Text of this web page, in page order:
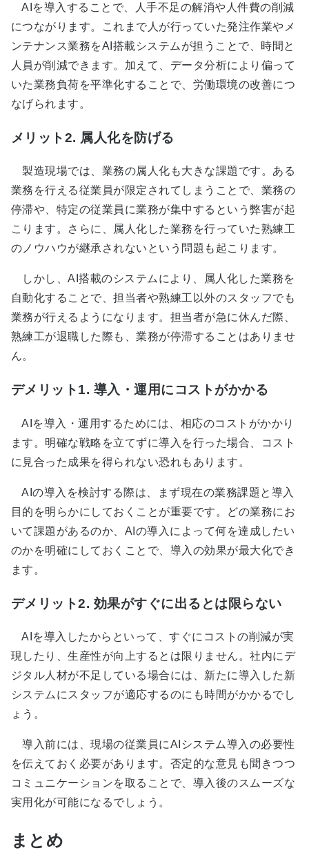
AIを導入することで、人手不足の解消や人件費の削減
につながります。これまで人が行っていた発注作業やメ
ンテナンス業務をAI搭載システムが担うことで、時間と
人員が削減できます。加えて、データ分析により偏って
いた業務負荷を平準化することで、労働環境の改善につ
なげられます。
メリット2. 属人化を防げる
製造現場では、業務の属人化も大きな課題です。ある
業務を行える従業員が限定されてしまうことで、業務の
停滞や、特定の従業員に業務が集中するという弊害が起
こります。さらに、属人化した業務を行っていた熟練工
のノウハウが継承されないという問題も起こります。
しかし、AI搭載のシステムにより、属人化した業務を
自動化することで、担当者や熟練工以外のスタッフでも
業務が行えるようになります。担当者が急に休んだ際、
熟練工が退職した際も、業務が停滞することはありませ
ん。
デメリット1. 導入・運用にコストがかかる
AIを導入・運用するためには、相応のコストがかかり
ます。明確な戦略を立てずに導入を行った場合、コスト
に見合った成果を得られない恐れもあります。
AIの導入を検討する際は、まず現在の業務課題と導入
目的を明らかにしておくことが重要です。どの業務にお
いて課題があるのか、AIの導入によって何を達成したい
のかを明確にしておくことで、導入の効果が最大化でき
ます。
デメリット2. 効果がすぐに出るとは限らない
AIを導入したからといって、すぐにコストの削減が実
現したり、生産性が向上するとは限りません。社内にデ
ジタル人材が不足している場合には、新たに導入した新
システムにスタッフが適応するのにも時間がかかるでし
ょう。
導入前には、現場の従業員にAIシステム導入の必要性
を伝えておく必要があります。否定的な意見も聞きつつ
コミュニケーションを取ることで、導入後のスムーズな
実用化が可能になるでしょう。
まとめ